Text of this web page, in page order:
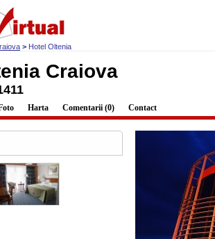
> Hotel Oltenia
Craiova
Harta Comentarii (0) Contact